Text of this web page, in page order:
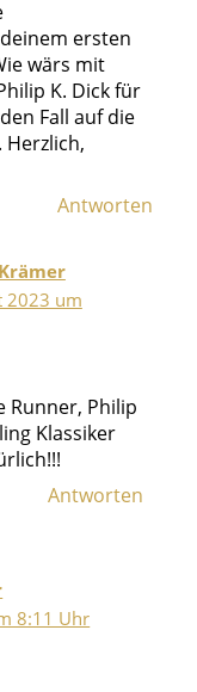
ersten
wärs mit
K. Dick für
Fall auf die
Herzlich,
Antworten
2023 um
Runner, Philip
Klassiker
Antworten
8:11 Uhr